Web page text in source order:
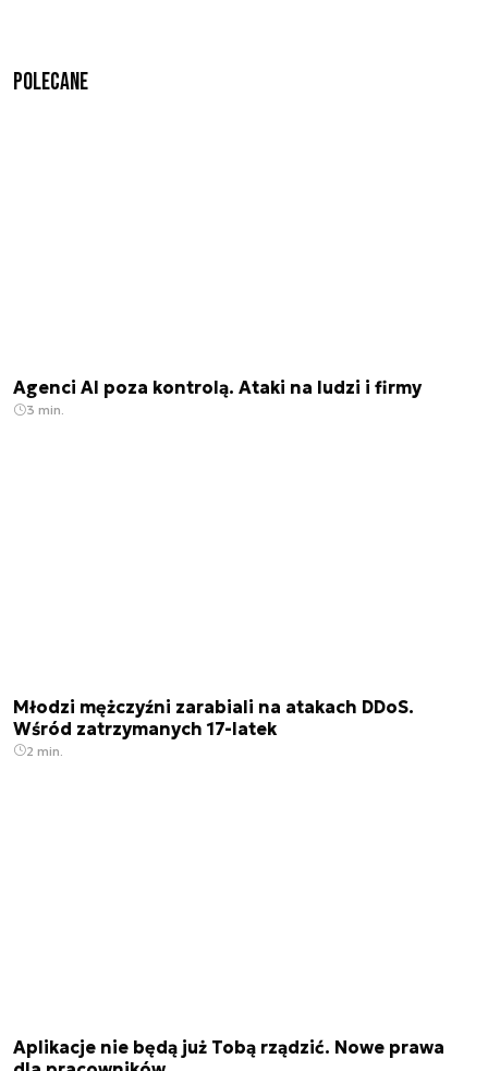
Polecane
Agenci AI poza kontrolą. Ataki na ludzi i firmy
3 min.
Młodzi mężczyźni zarabiali na atakach DDoS.
Wśród zatrzymanych 17-latek
2 min.
Aplikacje nie będą już Tobą rządzić. Nowe prawa